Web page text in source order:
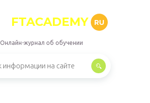
FTACADEMY RU
Онлайн-журнал об обучении